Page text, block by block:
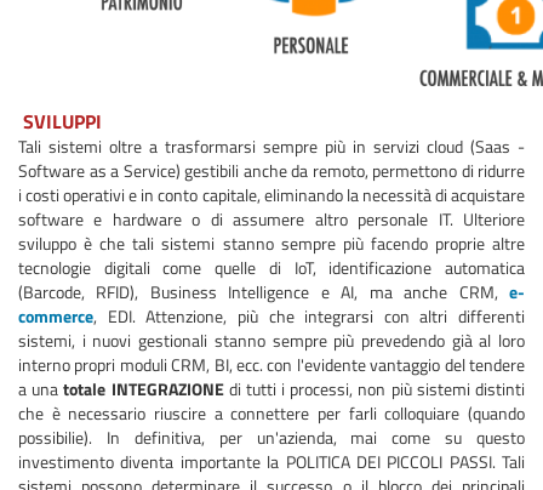
SVILUPPI
Tali sistemi oltre a trasformarsi sempre più in servizi cloud (Saas -
Software as a Service) gestibili anche da remoto, permettono di ridurre
i costi operativi e in conto capitale, eliminando la necessità di acquistare
software e hardware o di assumere altro personale IT. Ulteriore
sviluppo è che tali sistemi stanno sempre più facendo proprie altre
tecnologie digitali come quelle di IoT, identificazione automatica
(Barcode, RFID), Business Intelligence e AI, ma anche CRM, e-
commerce, EDI. Attenzione, più che integrarsi con altri differenti
sistemi, i nuovi gestionali stanno sempre più prevedendo già al loro
interno propri moduli CRM, BI, ecc. con l'evidente vantaggio del tendere
a unatotale INTEGRAZIONEdi tutti i processi, non più sistemi distinti
che è necessario riuscire a connettere per farli colloquiare (quando
possibilie). In definitiva, per un'azienda, mai come su questo
investimento diventa importante la POLITICA DEI PICCOLI PASSI. Tali